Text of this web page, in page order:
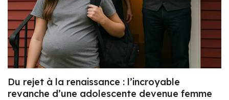
Du rejet à la renaissance : l’incroyable
revanche d’une adolescente devenue femme